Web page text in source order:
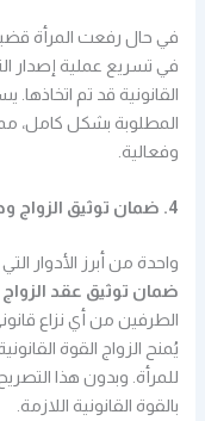
في حال رفعت المرأة
في تسريع عملية إصدار
القانونية قد تم اتخاذها.
المطلوبة بشكل كامل،
وفعالية.
4. ضمان توثيق الزواج وحمايته قانونيًا
واحدة من أبرز الأدوار
ضمان توثيق عقد الزواج
الطرفين من أي نزاع
يُمنح الزواج القوة
للمرأة. وبدون هذا
بالقوة القانونية اللازمة.